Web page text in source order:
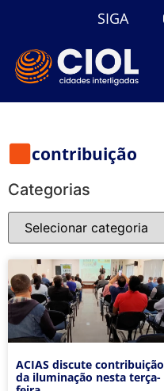
SIGA
contribuição
Categorias
ACIAS discute contribuição
da iluminação nesta terça-